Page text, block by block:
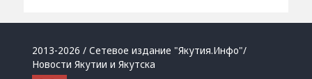
2013-2026 / Сетевое издание "Якутия.Инфо"/
Новости Якутии и Якутска